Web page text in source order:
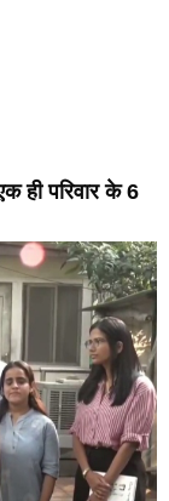
ही परिवार के 6